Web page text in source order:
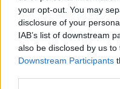
your opt-out. You may
disclosure of your
IAB’s list of downstream
also be disclosed by us
Downstream Participants
KÉT HETI TRENDJE
A kórházban lévők
tehát kb. napi 100-
korlátozó
én letért. Körülbelül
darab harmadik körös